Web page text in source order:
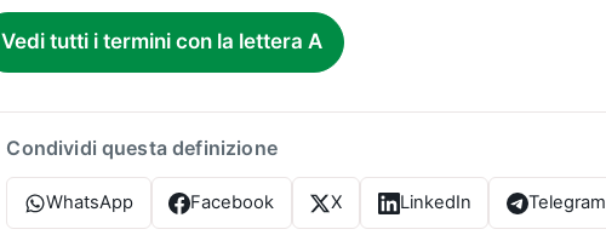
Vedi tutti i termini con la lettera A
Condividi questa definizione
WhatsApp Facebook X LinkedIn Telegram